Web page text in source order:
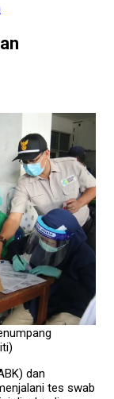
dan
tes swab